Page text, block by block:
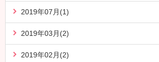
2019年07月(1)
2019年03月(2)
2019年02月(2)